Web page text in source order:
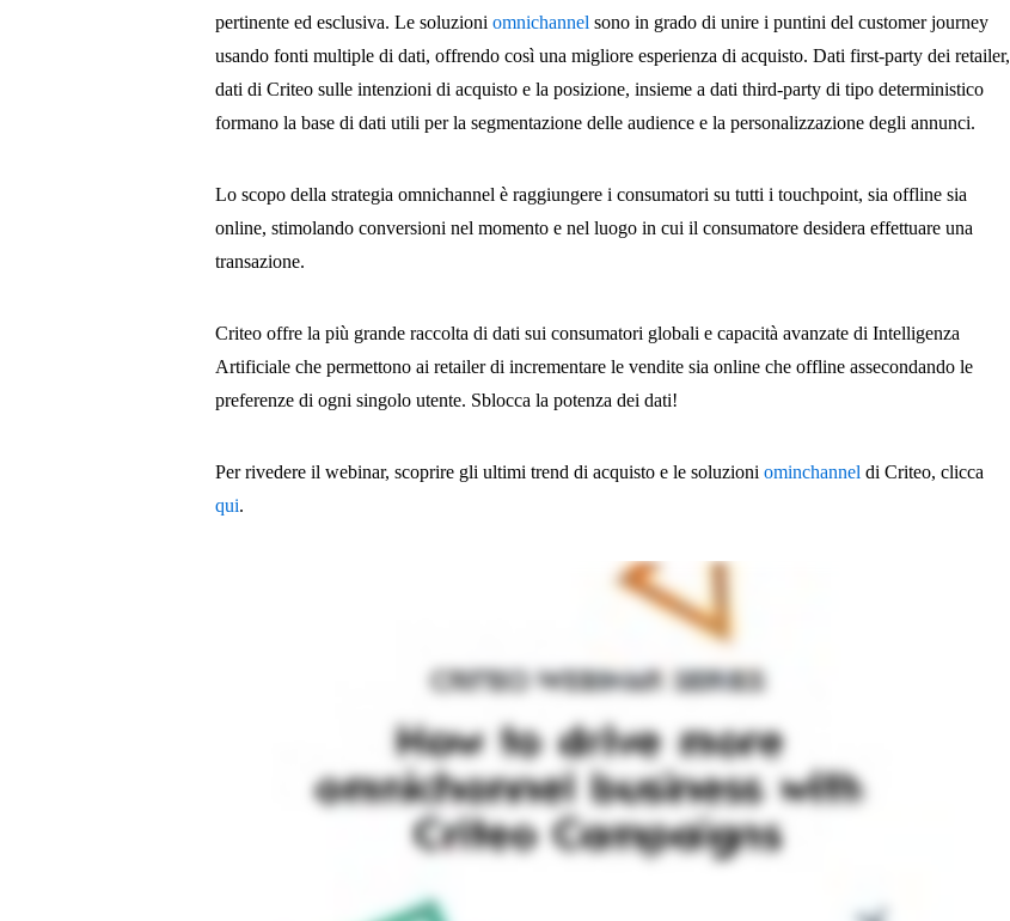
pertinente ed esclusiva. Le soluzioniomnichannel sono in grado di unire i puntini del customer journey
usando fonti multiple di dati, offrendo così una migliore esperienza di acquisto. Dati first-party dei retailer,
dati di Criteo sulle intenzioni di acquisto e la posizione, insieme a dati third-party di tipo deterministico
formano la base di dati utili per la segmentazione delle audience e la personalizzazione degli annunci.
Lo scopo della strategia omnichannel è raggiungere i consumatori su tutti i touchpoint, sia offline sia
online, stimolando conversioni nel momento e nel luogo in cui il consumatore desidera effettuare una
transazione.
Criteo offre la più grande raccolta di dati sui consumatori globali e capacità avanzate di Intelligenza
Artificiale che permettono ai retailer di incrementare le vendite sia online che offline assecondando le
preferenze di ogni singolo utente. Sblocca la potenza dei dati!
Per rivedere il webinar, scoprire gli ultimi trend di acquisto e le soluzioniominchannel di Criteo, clicca
qui.